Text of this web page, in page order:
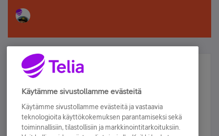
Älä jää paitsi – osallistu ja voita!
Tilaa Telian uutiskirje ja olet mukana arvonnassa.
sähköpostiisi.
Käytämme sivustollamme evästeitä
Käytämme sivustollamme evästeitä ja vastaavia
teknologioita käyttökokemuksen parantamiseksi sekä
toiminnallisiin, tilastollisiin ja markkinointitarkoituksiin.